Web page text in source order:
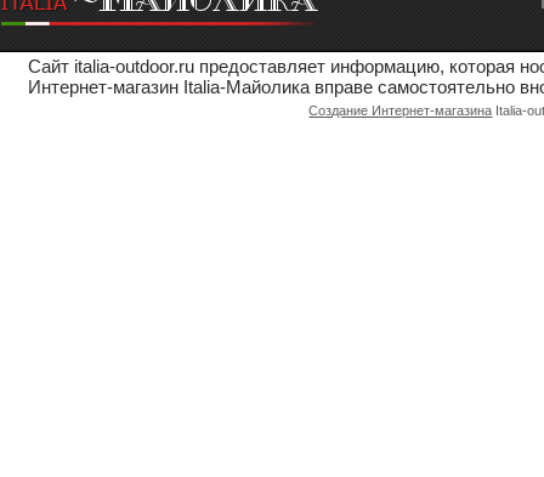
Сайт italia-outdoor.ru предоставляет информацию, которая
Интернет-магазин Italia-Майолика вправе самостоятельно
Создание Интернет-магазина Italia-